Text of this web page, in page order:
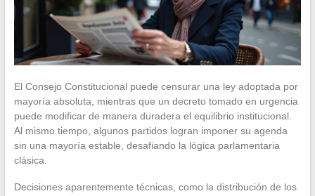
El Consejo Constitucional puede censurar una ley adoptada por
mayoría absoluta, mientras que un decreto tomado en urgencia
puede modificar de manera duradera el equilibrio institucional.
Al mismo tiempo, algunos partidos logran imponer su agenda
sin una mayoría estable, desafiando la lógica parlamentaria
clásica.
Decisiones aparentemente técnicas, como la distribución de los